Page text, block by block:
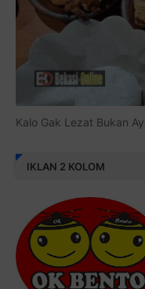
Kalo Gak Lezat Bukan
IKLAN 2 KOLOM